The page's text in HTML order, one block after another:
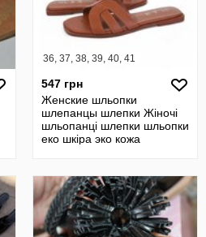
36, 37, 38, 39, 40, 41
547 грн
Женские шльопки
шлепанцы шлепки Жіночі
шльопанці шлепки шльопки
еко шкіра эко кожа